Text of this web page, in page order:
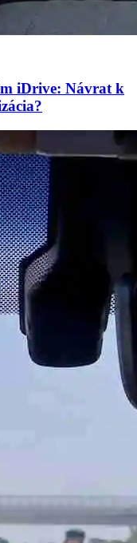
iDrive: Návrat k